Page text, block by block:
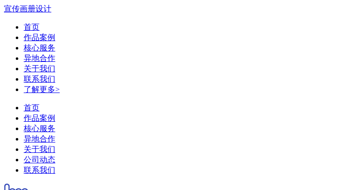
宣传画册设计
首页
作品案例
核心服务
异地合作
关于我们
联系我们
了解更多>
首页
作品案例
核心服务
异地合作
关于我们
公司动态
联系我们